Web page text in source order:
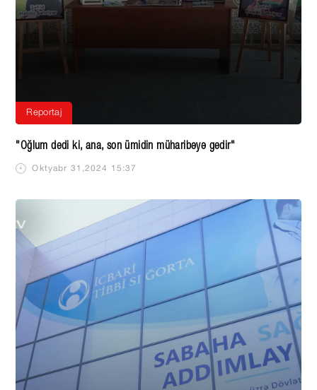
"Oğlum dedi ki, ana, son ümidin müharibəyə gedir"
Oktyabr 31,2024 15:37
Reportaj